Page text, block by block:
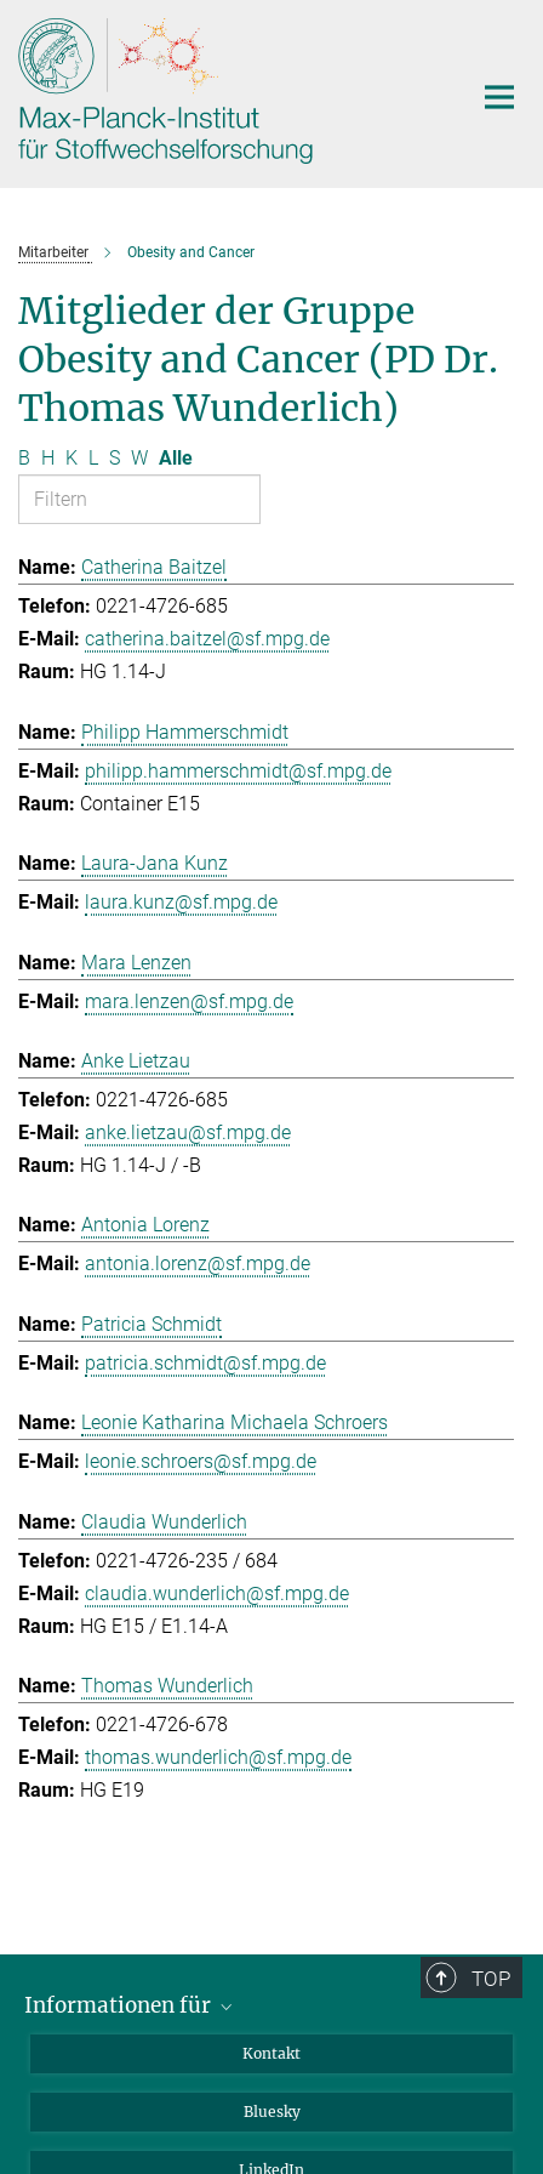
Hauptinhalt
Mitarbeiter Obesity and Cancer
Mitglieder der Gruppe
Obesity and Cancer (PD Dr.
Thomas Wunderlich)
B H K L S W Alle
Catherina Baitzel
0221-4726-685
catherina.baitzel@sf.mpg.de
HG 1.14-J
Philipp Hammerschmidt
philipp.hammerschmidt@sf.mpg.de
Container E15
Laura-Jana Kunz
laura.kunz@sf.mpg.de
Mara Lenzen
mara.lenzen@sf.mpg.de
Anke Lietzau
0221-4726-685
anke.lietzau@sf.mpg.de
HG 1.14-J / -B
Antonia Lorenz
antonia.lorenz@sf.mpg.de
Patricia Schmidt
patricia.schmidt@sf.mpg.de
Leonie Katharina Michaela Schroers
leonie.schroers@sf.mpg.de
Claudia Wunderlich
0221-4726-235 / 684
claudia.wunderlich@sf.mpg.de
HG E15 / E1.14-A
Thomas Wunderlich
0221-4726-678
thomas.wunderlich@sf.mpg.de
HG E19
TOP
Informationen für
Bewerbende
Forschende
Kontakt
Bluesky
LinkedIn